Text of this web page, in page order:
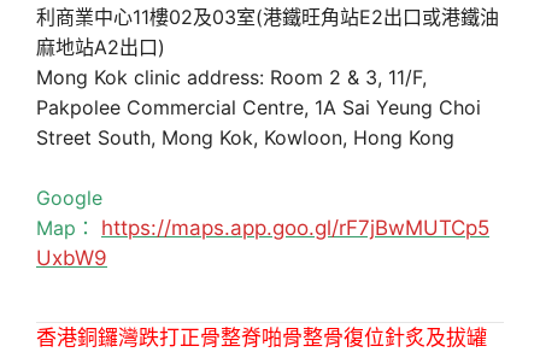
利商業中心11樓02及03室(港鐵旺角站E2出口或港鐵油
麻地站A2出口)
Mong Kok clinic address: Room 2 & 3, 11/F,
Pakpolee Commercial Centre, 1A Sai Yeung Choi
Street South, Mong Kok, Kowloon, Hong Kong
Google
Map： https://maps.app.goo.gl/rF7jBwMUTCp5
UxbW9
香港銅鑼灣跌打正骨整脊啪骨整骨復位針炙及拔罐